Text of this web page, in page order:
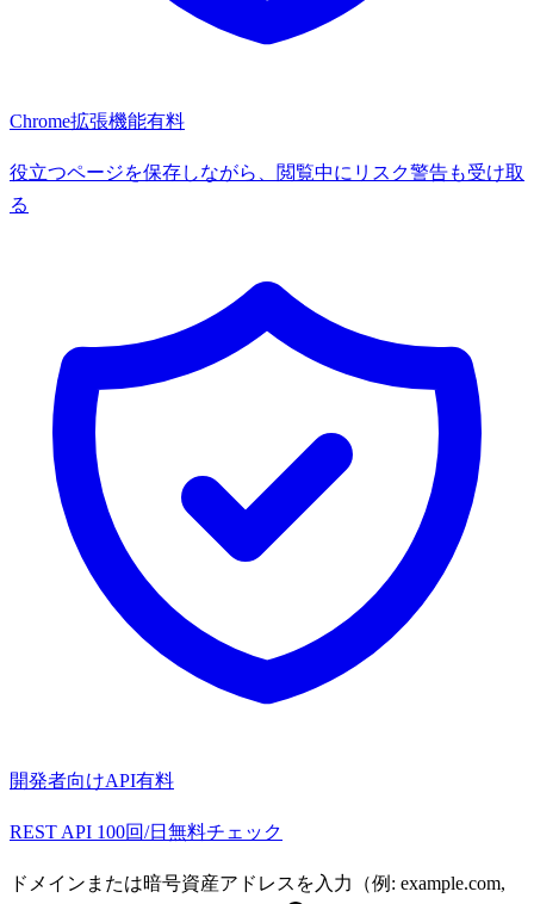
Chrome拡張機能有料
役立つページを保存しながら、閲覧中にリスク警告も受け取
る
開発者向けAPI有料
REST API 100回/日無料チェック
ドメインまたは暗号資産アドレスを入力（例: example.com,